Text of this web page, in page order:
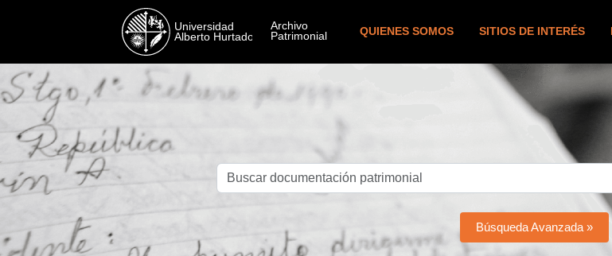
QUIENES SOMOS SITIOS DE INTERÉS
Búsqueda Avanzada »